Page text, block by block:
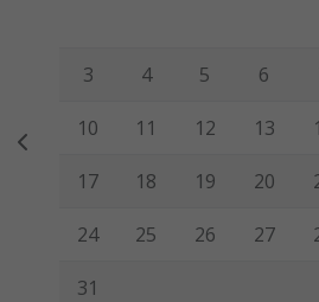
3 4 5 6
10 11 12 13
17 18 19 20
24 25 26 27
31